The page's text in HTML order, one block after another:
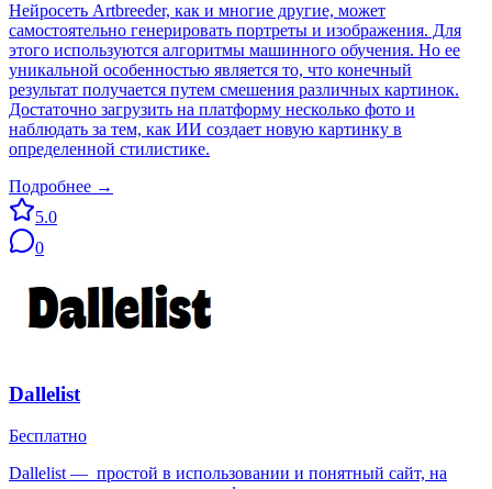
Нейросеть Artbreeder, как и многие другие, может
самостоятельно генерировать портреты и изображения. Для
этого используются алгоритмы машинного обучения. Но ее
уникальной особенностью является то, что конечный
результат получается путем смешения различных картинок.
Достаточно загрузить на платформу несколько фото и
наблюдать за тем, как ИИ создает новую картинку в
определенной стилистике.
Подробнее →
5.0
0
Dallelist
Бесплатно
Dallelist — простой в использовании и понятный сайт, на